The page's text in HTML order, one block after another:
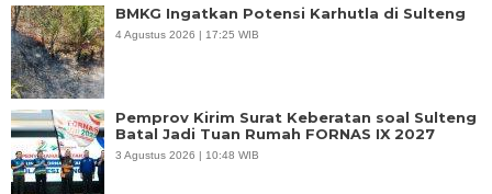
BMKG Ingatkan Potensi Karhutla di Sulteng
4 Agustus 2026 | 17:25 WIB
Pemprov Kirim Surat Keberatan soal Sulteng
Batal Jadi Tuan Rumah FORNAS IX 2027
3 Agustus 2026 | 10:48 WIB